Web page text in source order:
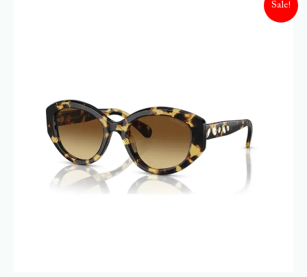
Sale!